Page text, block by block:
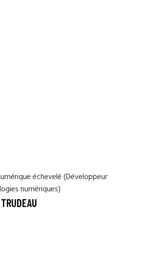
échevelé (Développeur
numériques)